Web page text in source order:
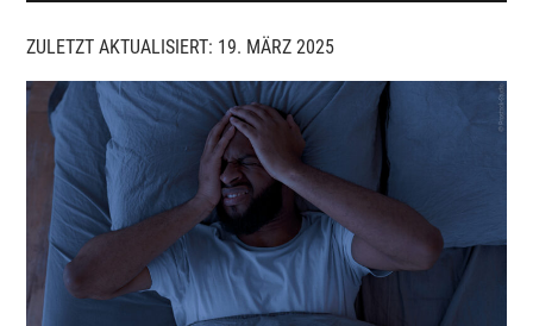
ZULETZT AKTUALISIERT: 19. MÄRZ 2025